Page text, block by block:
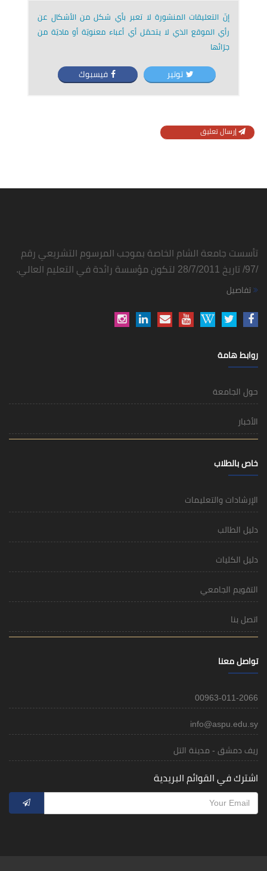
إنّ التعليقات المنشورة لا تعبر بأي شكل من الأشكال عن
رأي الموقع الذي لا يتحمّل أي أعباء معنويّة أو ماديّة من
جرّائها
توتير فيسبوك
إرسال تعليق
تأسست جامعة الشام الخاصة بموجب المرسوم التشريعي رقم
/97/ تاريخ 28/7/2011 لتكون مؤسسة رائدة في التعليم العالي.
تفاصيل
روابط هامة
حول الجامعة
الأخبار
خاص بالطلاب
الإرشادات والتعليمات
دليل الطالب
دليل الكليات
التقويم الجامعي
اتصل بنا
تواصل معنا
00963-011-2066
info@aspu.edu.sy
ريف دمشق - مدينة التل
اشترك في القوائم البريدية